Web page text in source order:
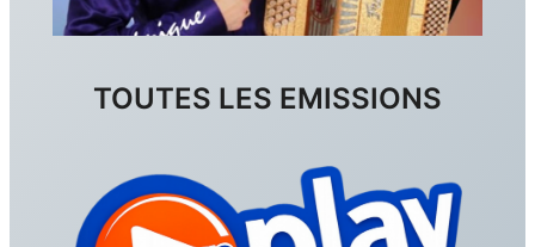
TOUTES LES EMISSIONS